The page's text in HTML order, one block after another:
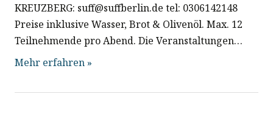
KREUZBERG: suff@suffberlin.de tel: 0306142148
Preise inklusive Wasser, Brot & Olivenöl. Max. 12
Teilnehmende pro Abend. Die Veranstaltungen…
Mehr erfahren »